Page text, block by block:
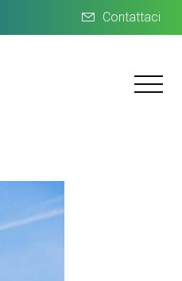
Contattaci